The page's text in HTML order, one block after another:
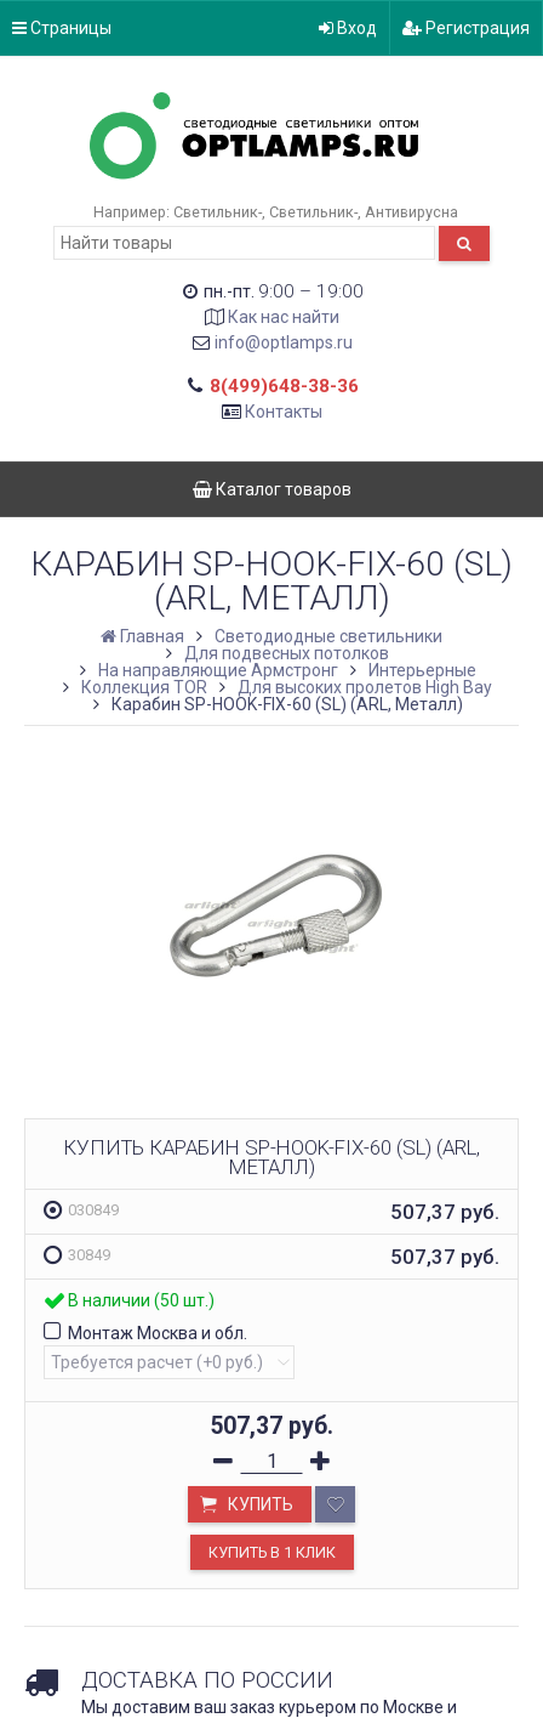
Страницы Вход Регистрация
Например: Светильник- Светильник- Антивирусна
пн.-пт. 9:00 – 19:00
Как нас найти
info@optlamps.ru
8(499)648-38-36
Контакты
Каталог товаров
КАРАБИН SP-HOOK-FIX-60 (SL)
(ARL, МЕТАЛЛ)
Главная
Светодиодные светильники
Для подвесных потолков
На направляющие Армстронг
Интерьерные
Коллекция TOR
Для высоких пролетов High Bay
Карабин SP-HOOK-FIX-60 (SL) (ARL, Металл)
КУПИТЬ КАРАБИН SP-HOOK-FIX-60 (SL) (ARL,
МЕТАЛЛ)
030849 507,37 руб.
30849 507,37 руб.
В наличии (50 шт.)
Монтаж Москва и обл.
507,37 руб.
КУПИТЬ
ДОСТАВКА ПО РОССИИ
Мы доставим ваш заказ курьером по Москве и